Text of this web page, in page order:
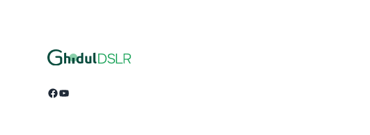
Facebook YouTube